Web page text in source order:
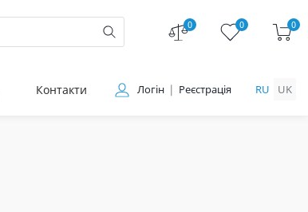
0 0 0
Контакти Логін Реєстрація RU UK